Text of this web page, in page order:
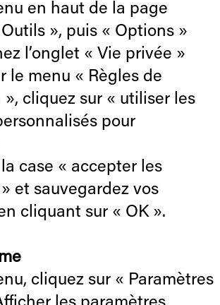
en haut de la page
», puis « Options »
l’onglet « Vie privée »
le menu « Règles de
cliquez sur « utiliser les
pour
case « accepter les
et sauvegardez vos
cliquant sur « OK ».
cliquez sur « Paramètres